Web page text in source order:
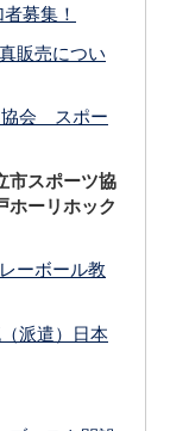
募集！
販売につい
協会 スポー
市スポーツ協
ホーリホック
ーボール教
派遣）日本